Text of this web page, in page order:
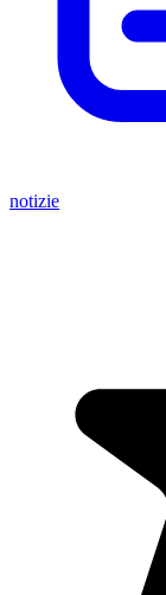
notizie